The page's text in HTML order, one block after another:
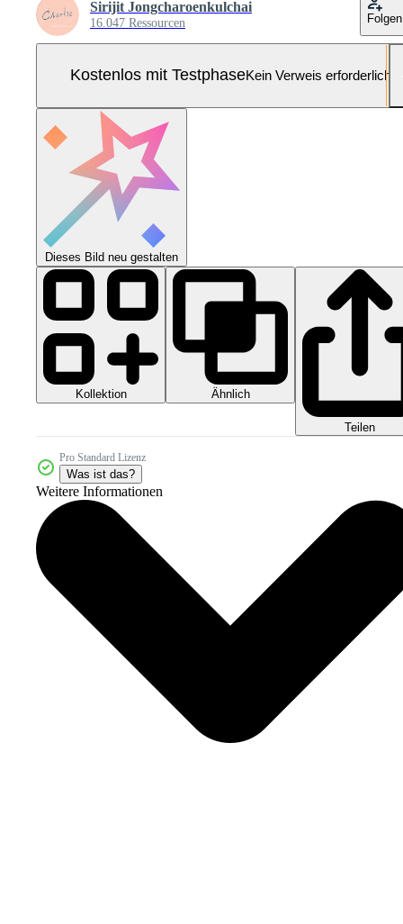
Sirijit Jongcharoenkulchai
16.047 Ressourcen Folgen
Kostenlos mit TestphaseKein Verweis erforderlich
Dieses Bild neu gestalten
Kollektion Ähnlich
Teilen
Pro Standard Lizenz
Was ist das?
Weitere Informationen